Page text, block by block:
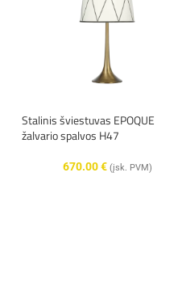
Stalinis šviestuvas EPOQUE
žalvario spalvos H47
670.00€ (įsk. PVM)